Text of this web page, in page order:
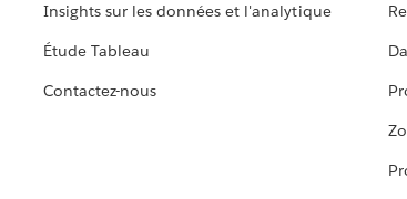
Insights sur les données et l'analytique
Étude Tableau
Contactez-nous